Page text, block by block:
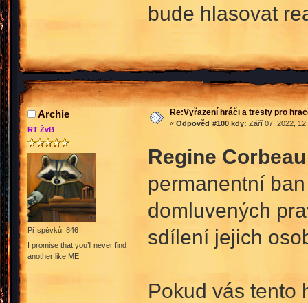
bude hlasovat
Archie
RT ŽvB
Příspěvků: 846
I promise that you’ll never find
another like ME!
Re:Vyřazení hráči a tresty pro
« Odpověď #100 kdy: Září 07, 2022,
Regine Corbeau
permanentní
domluvených
sdílení jejich
Pokud vás tento